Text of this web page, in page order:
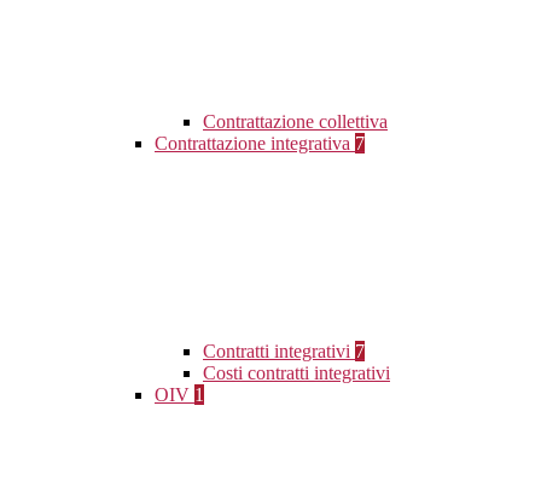
Contrattazione collettiva
Contrattazione integrativa 7
Contratti integrativi 7
Costi contratti integrativi
OIV 1